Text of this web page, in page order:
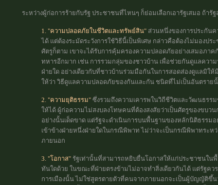
ระหว่างผู้ก่อการร้ายกับรัฐ ประชาชนที่ไหนๆ ก็ย่อมเลือกเอารัฐเสมอ ถ้า
1. "ความปลอดภัยในชีวิตและทรัพย์สิน" ส่วนหนึ่งของการประกันค
ได้ แต่ต้องระมัดระวังการใช้วิธีนี้เป็นพิเศษ กล่าวคือต้องไม่มองปร
ศัตรูก็ตาม เขาจะได้รับการคุ้มครองความปลอดภัยอย่างเสมอภา
ทหารอีกมาก เช่น การรวมกลุ่มของชาวบ้าน เพื่อช่วยกันดูแลคว
ฝ่ายใด อย่างเดียวกับที่ชาวบ้านร่วมมือกันในการสอดส่องดูแลมิให้
ให้ว่า วิธีดูแลความปลอดภัยของกันและกัน ชนิดที่ไม่เป็นอันตราย
2. "ความยุติธรรม" ซึ่งรวมถึงความเคารพในวิถีชีวิตและวัฒนธรร
ให้ได้ ผู้ก่อความไม่สงบลงโทษคนที่ต้องสงสัยว่าเป็นศัตรูของขบวน
อย่างนั้นเด็ดขาด แต่รัฐจะดำเนินการบนพื้นฐานของหลักนิติธรรมอ
เข้าข้างฝ่ายหนึ่งฝ่ายใดในกรณีพิพาท ไม่ว่าจะเป็นกรณีพิพาทระห
ภายนอก
3. "โอกาส" รัฐเท่านั้นที่สามารถหยิบยื่นโอกาสให้แก่ประชาชนใน
ทันใดด้วย ในขณะที่ฝ่ายตรงข้ามไม่อาจทำสิ่งเดียวกันได้ แต่รัฐคว
การเมืองนั้น ไม่ใช่สูตรตายตัวที่คนจากภายนอกจะเป็นผู้บัญญัติขึ้น